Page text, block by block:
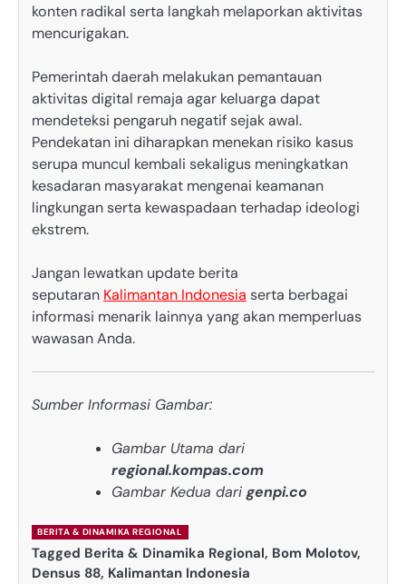
konten radikal serta langkah melaporkan aktivitas
mencurigakan.
Pemerintah daerah melakukan pemantauan
aktivitas digital remaja agar keluarga dapat
mendeteksi pengaruh negatif sejak awal.
Pendekatan ini diharapkan menekan risiko kasus
serupa muncul kembali sekaligus meningkatkan
kesadaran masyarakat mengenai keamanan
lingkungan serta kewaspadaan terhadap ideologi
ekstrem.
Jangan lewatkan update berita
seputaran Kalimantan Indonesia serta berbagai
informasi menarik lainnya yang akan memperluas
wawasan Anda.
Sumber Informasi Gambar:
Gambar Utama dari
regional.kompas.com
Gambar Kedua dari genpi.co
BERITA & DINAMIKA REGIONAL
Tagged Berita & Dinamika Regional, Bom Molotov,
Densus 88, Kalimantan Indonesia